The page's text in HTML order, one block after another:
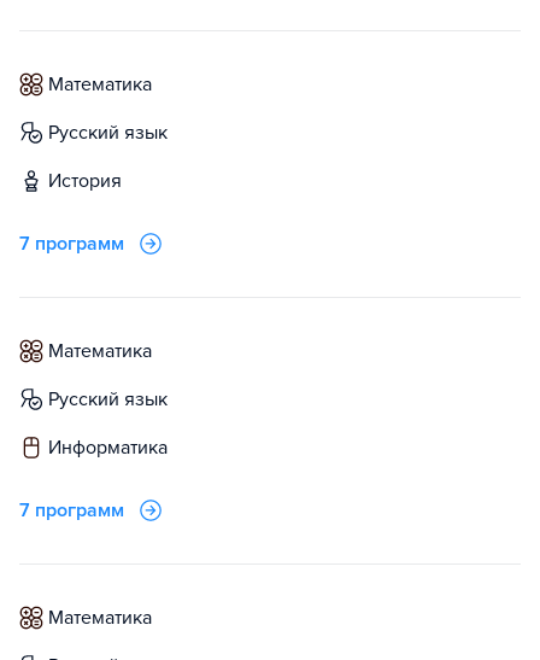
математика
русский язык
история
7 программ
математика
русский язык
информатика
7 программ
математика